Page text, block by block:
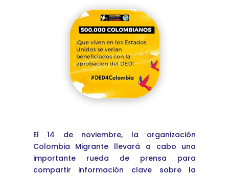
El 14 de noviembre, la organización
Colombia Migrante llevará a cabo una
importante rueda de prensa para
compartir información clave sobre la